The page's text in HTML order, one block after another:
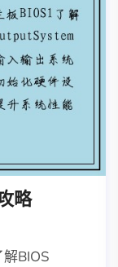
略
BIOS